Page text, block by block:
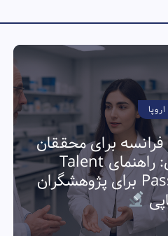
برای محققان
فناوری: راهنمای Talent
Passport برای پژوهشگران